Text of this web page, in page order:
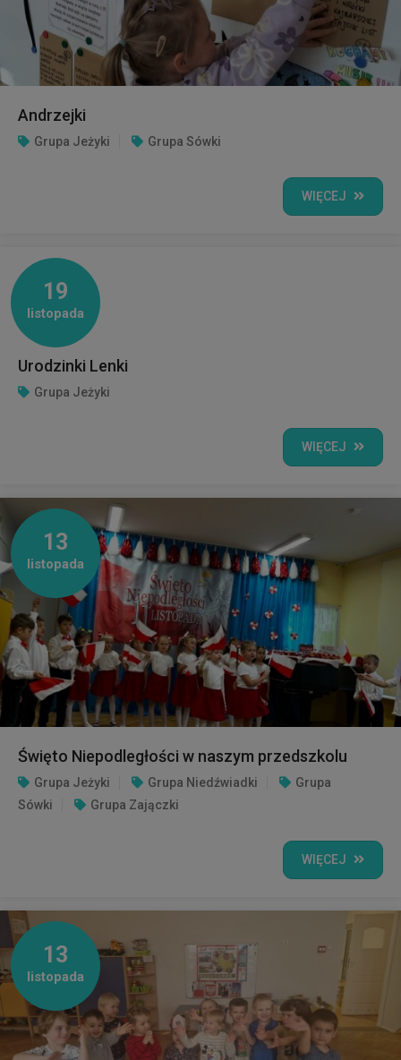
Andrzejki
Grupa Jeżyki Grupa Sówki
WIĘCEJ
19
listopada
Urodzinki Lenki
Grupa Jeżyki
WIĘCEJ
13
listopada
Święto Niepodległości w naszym przedszkolu
Grupa Jeżyki Grupa Niedźwiadki
Grupa
Sówki
Grupa Zajączki
WIĘCEJ
13
listopada